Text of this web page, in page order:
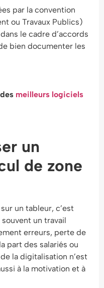
par la convention
ou Travaux Publics)
le cadre d’accords
bien documenter les
meilleurs logiciels
un
de zone
un tableur, c’est
un travail
erreurs, perte de
part des salariés ou
la digitalisation n’est
à la motivation et à